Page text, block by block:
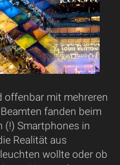
offenbar mit mehreren
fanden beim
(!) Smartphones in
Realität aus
wollte oder ob